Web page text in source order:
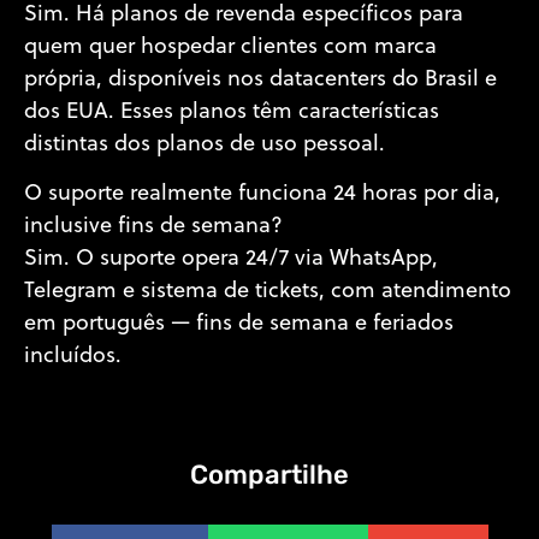
Sim. Há planos de revenda específicos para
quem quer hospedar clientes com marca
própria, disponíveis nos datacenters do Brasil e
dos EUA. Esses planos têm características
distintas dos planos de uso pessoal.
O suporte realmente funciona 24 horas por dia,
inclusive fins de semana?
Sim. O suporte opera 24/7 via WhatsApp,
Telegram e sistema de tickets, com atendimento
em português — fins de semana e feriados
incluídos.
Compartilhe